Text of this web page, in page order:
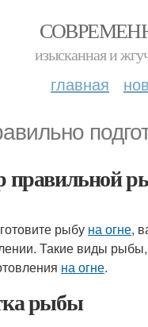
изысканная и
главная
правильной
рыбу на огне,
Такие виды
на огне.
рыбы